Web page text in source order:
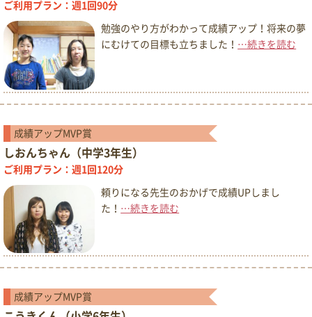
ご利用プラン：週1回90分
勉強のやり方がわかって成績アップ！将来の夢
にむけての目標も立ちました！ …続きを読む
成績アップMVP賞
しおんちゃん（中学3年生）
ご利用プラン：週1回120分
頼りになる先生のおかげで成績UPしまし
た！ …続きを読む
成績アップMVP賞